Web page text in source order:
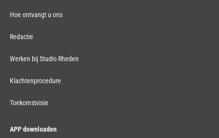
Hoe ontvangt u ons
Redactie
Werken bij Studio Rheden
Klachtenprocedure
Toekomstvisie
APP downloaden